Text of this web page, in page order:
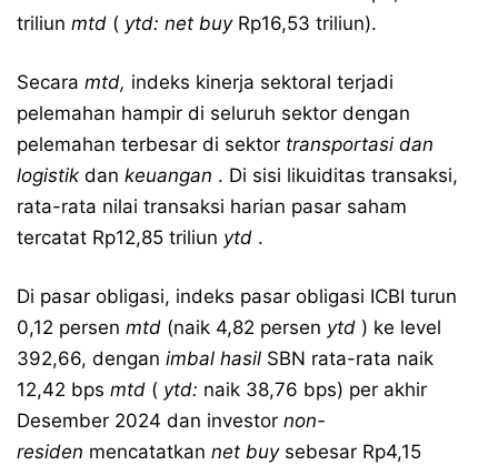
triliun mtd ( ytd: net buyRp16,53 triliun).
Secara mtd, indeks kinerja sektoral terjadi
pelemahan hampir di seluruh sektor dengan
pelemahan terbesar di sektor transportasi dan
logistik dan keuangan . Di sisi likuiditas transaksi,
rata-rata nilai transaksi harian pasar saham
tercatat Rp12,85 triliun ytd .
Di pasar obligasi, indeks pasar obligasi ICBI turun
0,12 persen mtd (naik 4,82 persen ytd ) ke level
392,66, dengan imbal hasil SBN rata-rata naik
12,42 bps mtd ( ytd: naik 38,76 bps) per akhir
Desember 2024 dan investor non-
residen mencatatkan net buysebesar Rp4,15